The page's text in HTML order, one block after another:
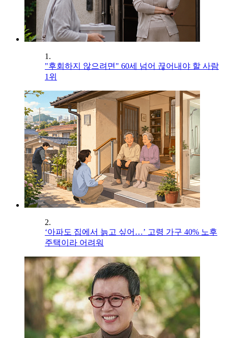
1.
"후회하지 않으려면" 60세 넘어 끊어내야 할 사람
1위
2.
‘아파도 집에서 늙고 싶어…’ 고령 가구 40% 노후
주택이라 어려워